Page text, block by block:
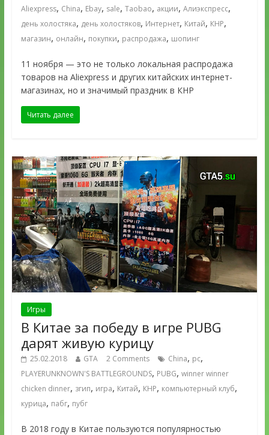
Aliexpress, China, Ebay, sale, Taobao, акции, Алиэкспресс,
день холостяка, день холостяков, Интернет, Китай, КНР,
магазин, онлайн, покупки, распродажа, шопинг
11 ноября — это не только локальная распродажа
товаров на Aliexpress и других китайских интернет-
магазинах, но и значимый праздник в КНР
Читать далее
Игры
В Китае за победу в игре PUBG
дарят живую курицу
25.02.2018 GTA 2 Comments China, pc,
PLAYERUNKNOWN'S BATTLEGROUNDS, PUBG, winner winner
chicken dinner, згип, игра, Китай, КНР, компьютерный клуб,
курица, пабг, пубг
В 2018 году в Китае пользуются популярностью